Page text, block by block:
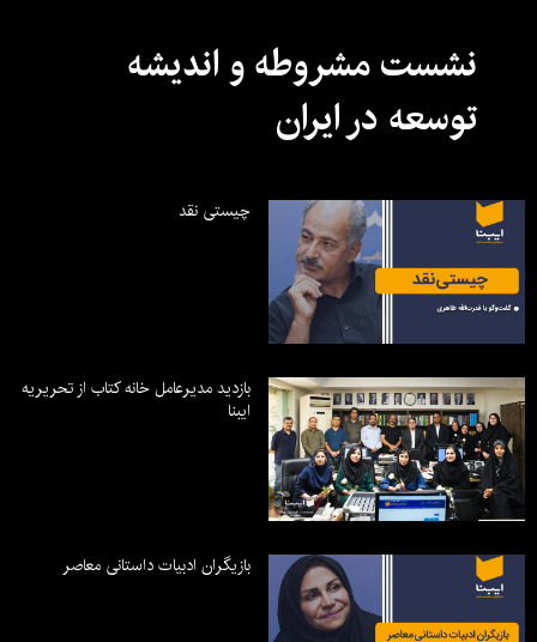
نشست مشروطه و اندیشه
توسعه در ایران
چیستی نقد
بازدید مدیرعامل خانه کتاب از تحریریه
ایبنا
بازیگران ادبیات داستانی معاصر